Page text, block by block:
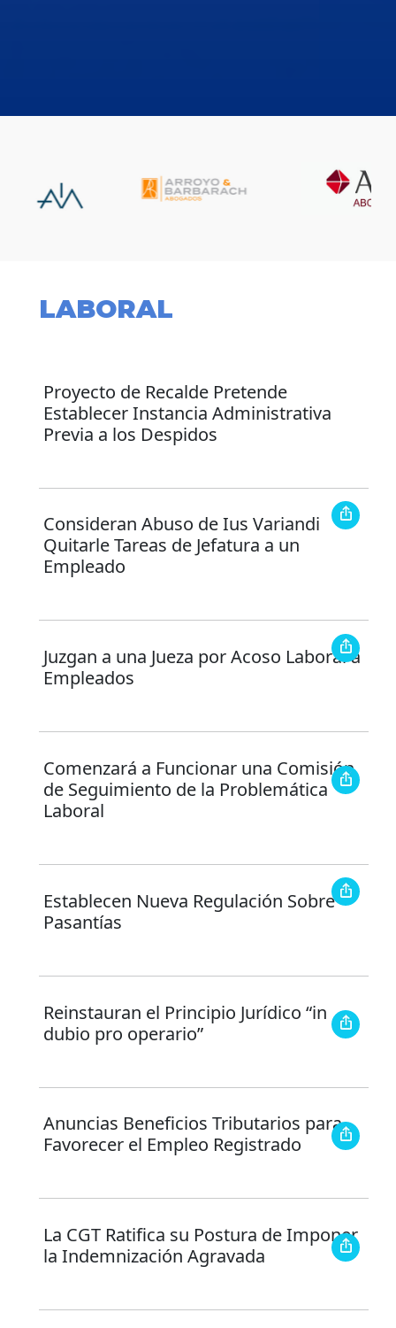
LABORAL
Proyecto de Recalde Pretende
Establecer Instancia Administrativa
Previa a los Despidos
Consideran Abuso de Ius Variandi
Quitarle Tareas de Jefatura a un
Empleado
Juzgan a una Jueza por Acoso Laboral a
Empleados
Comenzará a Funcionar una Comisión
de Seguimiento de la Problemática
Laboral
Establecen Nueva Regulación Sobre
Pasantías
Reinstauran el Principio Jurídico “in
dubio pro operario”
Anuncias Beneficios Tributarios para
Favorecer el Empleo Registrado
La CGT Ratifica su Postura de Imponer
la Indemnización Agravada